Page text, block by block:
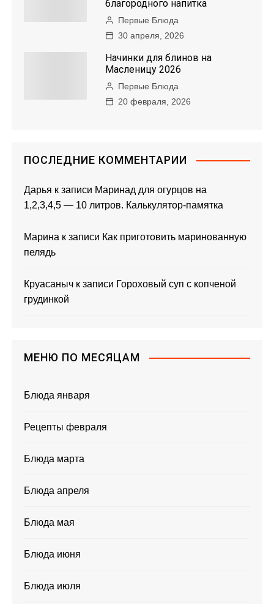
благородного напитка
Первые Блюда
30 апреля, 2026
Начинки для блинов на
Масленицу 2026
Первые Блюда
20 февраля, 2026
ПОСЛЕДНИЕ КОММЕНТАРИИ
Дарья к записи Маринад для огурцов на
1,2,3,4,5 — 10 литров. Калькулятор-памятка
Марина к записи Как приготовить маринованную
пелядь
Круасаныч к записи Гороховый суп с копченой
грудинкой
МЕНЮ ПО МЕСЯЦАМ
Блюда января
Рецепты февраля
Блюда марта
Блюда апреля
Блюда мая
Блюда июня
Блюда июля